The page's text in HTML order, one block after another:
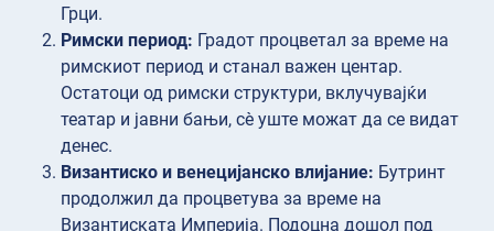
Грци.
Римски период: Градот процветал за време на
римскиот период и станал важен центар.
Остатоци од римски структури, вклучувајќи
театар и јавни бањи, сè уште можат да се видат
денес.
Византиско и венецијанско влијание: Бутринт
продолжил да процветува за време на
Византиската Империја. Подоцна дошол под